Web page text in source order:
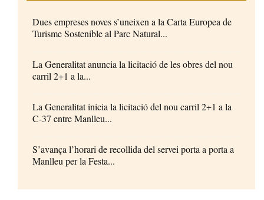
Dues empreses noves s’uneixen a la Carta Europea de
Turisme Sostenible al Parc Natural...
La Generalitat anuncia la licitació de les obres del nou
carril 2+1 a la...
La Generalitat inicia la licitació del nou carril 2+1 a la
C-37 entre Manlleu...
S’avança l’horari de recollida del servei porta a porta a
Manlleu per la Festa...